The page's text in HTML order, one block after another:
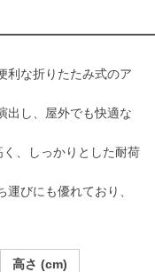
利な折りたたみ式のア
出し、屋外でも快適な
、しっかりとした耐荷
びにも優れており、
高さ (cm)